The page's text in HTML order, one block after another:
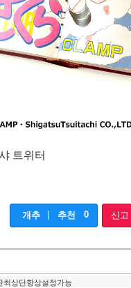
트위터
개추 추천 0 신고
최상단항상설정가능